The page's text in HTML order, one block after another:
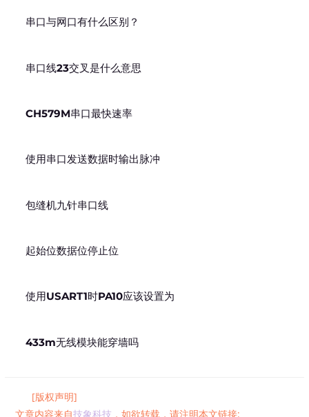
串口与网口有什么区别？
串口线23交叉是什么意思
CH579M串口最快速率
使用串口发送数据时输出脉冲
包缝机九针串口线
起始位数据位停止位
使用USART1时PA10应该设置为
433m无线模块能穿墙吗
[版权声明]
文章内容来自技象科技 ，如欲转载，请注明本文链接: